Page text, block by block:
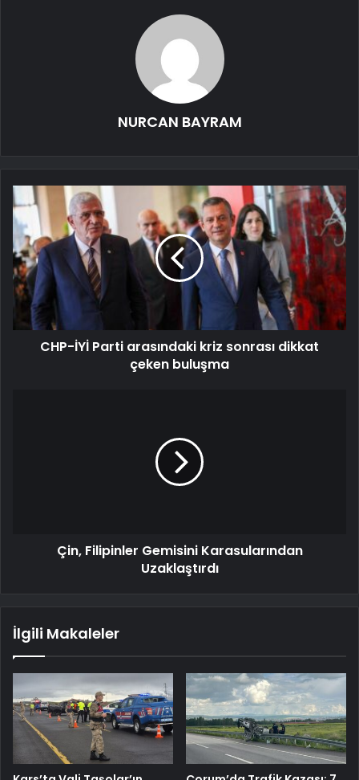
NURCAN BAYRAM
CHP-İYİ Parti arasındaki kriz sonrası dikkat
çeken buluşma
Çin, Filipinler Gemisini Karasularından
Uzaklaştırdı
İlgili Makaleler